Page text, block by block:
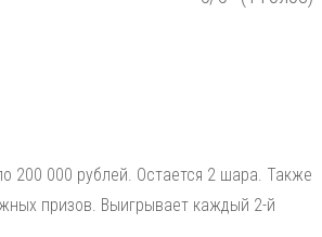
200 000 рублей. Остается 2 шара. Также
призов. Выигрывает каждый 2-й